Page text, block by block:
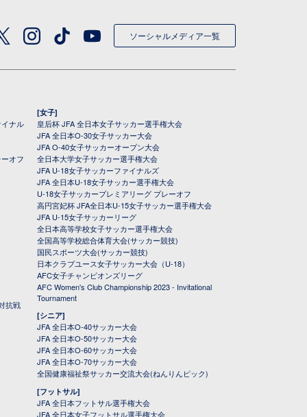
ソーシャルメディア一覧
ナル
オフ
抗戦
[女子]
皇后杯 JFA 全日本女子サッカー選手権大会
JFA 全日本O-30女子サッカー大会
JFA O-40女子サッカーオープン大会
全日本大学女子サッカー選手権大会
JFA U-18女子サッカーファイナルズ
JFA 全日本U-18女子サッカー選手権大会
U-18女子サッカープレミアリーグ プレーオフ
高円宮妃杯 JFA全日本U-15女子サッカー選手権大会
JFA U-15女子サッカーリーグ
全日本高等学校女子サッカー選手権大会
全国高等学校総合体育大会(サッカー競技)
国民スポーツ大会(サッカー競技)
日本クラブユース女子サッカー大会（U-18）
AFC女子チャンピオンズリーグ
AFC Women's Club Championship 2023 - Invitational
Tournament
[シニア]
JFA 全日本O-40サッカー大会
JFA 全日本O-50サッカー大会
JFA 全日本O-60サッカー大会
JFA 全日本O-70サッカー大会
全国健康福祉祭サッカー交流大会(ねんりんピック)
[フットサル]
JFA 全日本フットサル選手権大会
JFA 全日本女子フットサル選手権大会